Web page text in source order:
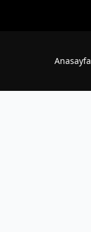
Anasayfa